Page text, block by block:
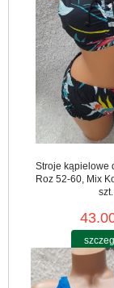
Stroje kąpielowe
Roz 52-60, Mix
szt.